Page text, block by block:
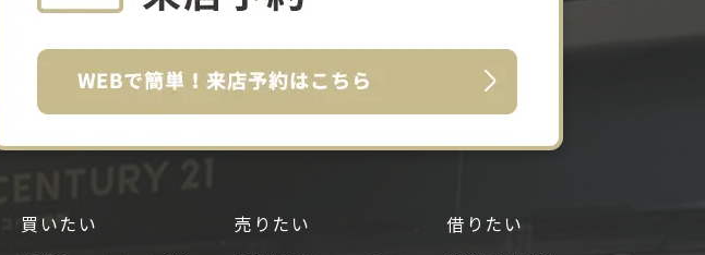
買いたい 売りたい 借りたい